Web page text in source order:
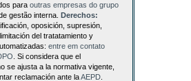
para outras empresas do grupo
gestão interna. Derechos:
oposición, supresión,
del tratatamiento y
entre em contato
. Si considera que el
se ajusta a la normativa vigente,
reclamación ante laAEPD